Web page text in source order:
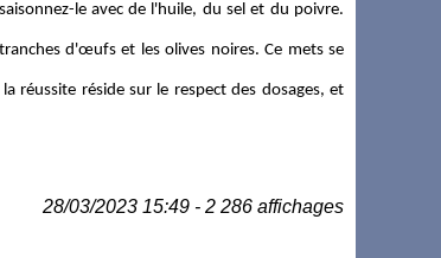
le avec de l'huile, du sel et du poivre.
d'œufs et les olives noires. Ce mets se
réussite réside sur le respect des dosages, et
28/03/2023 15:49 - 2 286 affichages